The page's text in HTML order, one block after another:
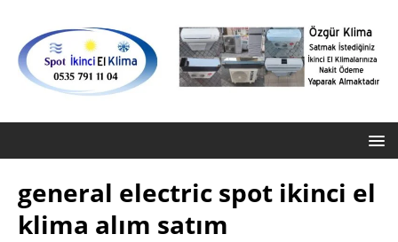
general electric spot ikinci el
klima alım satım